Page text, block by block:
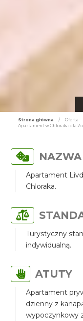
Strona główna / Oferta
Apartament w Chloraka dla 2
Apartament
Chloraka.
Turystyczny
indywidualną.
ATUTY
Apartament
dzienny z
wypoczynkowy